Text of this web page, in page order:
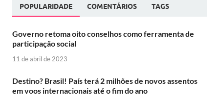
POPULARIDADE COMENTÁRIOS TAGS
Governo retoma oito conselhos como ferramenta de
participação social
11 de abril de 2023
Destino? Brasil! País terá 2 milhões de novos assentos
em voos internacionais até o fim do ano